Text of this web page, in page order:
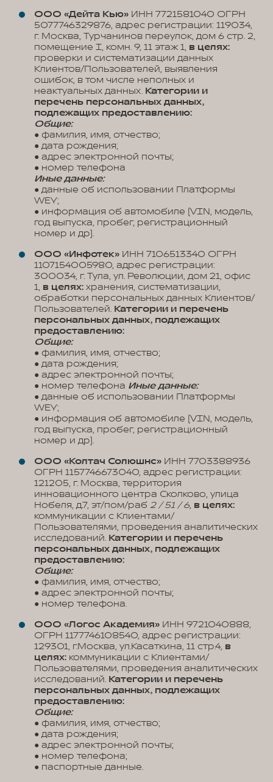
ООО «Дейта Кью» ИНН 7721581040 ОГРН
5077746329876, адрес регистрации: 119034,
г. Москва, Турчанинов переулок, дом 6 стр. 2,
помещение I, комн. 9, 11 этаж 1, в целях:
проверки и систематизации данных
Клиентов/Пользователей, выявления
ошибок, в том числе неполных и
неактуальных данных. Категории и
перечень персональных данных,
подлежащих предоставлению:
Общие:
● фамилия, имя, отчество;
● дата рождения;
● адрес электронной почты;
● номер телефона
Иные данные:
● данные об использовании Платформы
WEY;
● информация об автомобиле (VIN, модель,
год выпуска, пробег, регистрационный
номер и др).
ООО «Инфотек» ИНН 7106513340 ОГРН
1107154005980, адрес регистрации:
300034, г. Тула, ул. Революции, дом 21, офис
1, в целях: хранения, систематизации,
обработки персональных данных Клиентов/
Пользователей. Категории и перечень
персональных данных, подлежащих
предоставлению:
Общие:
● фамилия, имя, отчество;
● дата рождения;
● адрес электронной почты;
● номер телефона Иные данные:
● данные об использовании Платформы
WEY;
● информация об автомобиле (VIN, модель,
год выпуска, пробег, регистрационный
номер и др).
ООО «Колтач Солюшнс» ИНН 7703388936
ОГРН 1157746673040, адрес регистрации:
121205, г. Москва, территория
инновационного центра Сколково, улица
Нобеля, д.7, эт/пом/раб 2 / 51 / 6, в целях:
коммуникации с Клиентами/
Пользователями, проведения аналитических
исследований. Категории и перечень
персональных данных, подлежащих
предоставлению:
Общие:
● фамилия, имя, отчество;
● адрес электронной почты;
● номер телефона.
ООО «Логос Академия» ИНН 9721040888,
ОГРН 1177746108540, адрес регистрации:
129301, г.Москва, ул.Касаткина, 11 стр.4, в
целях: коммуникации с Клиентами/
Пользователями, проведения аналитических
исследований. Категории и перечень
персональных данных, подлежащих
предоставлению:
Общие:
● фамилия, имя, отчество;
● дата рождения;
● адрес электронной почты;
● номер телефона;
● паспортные данные.